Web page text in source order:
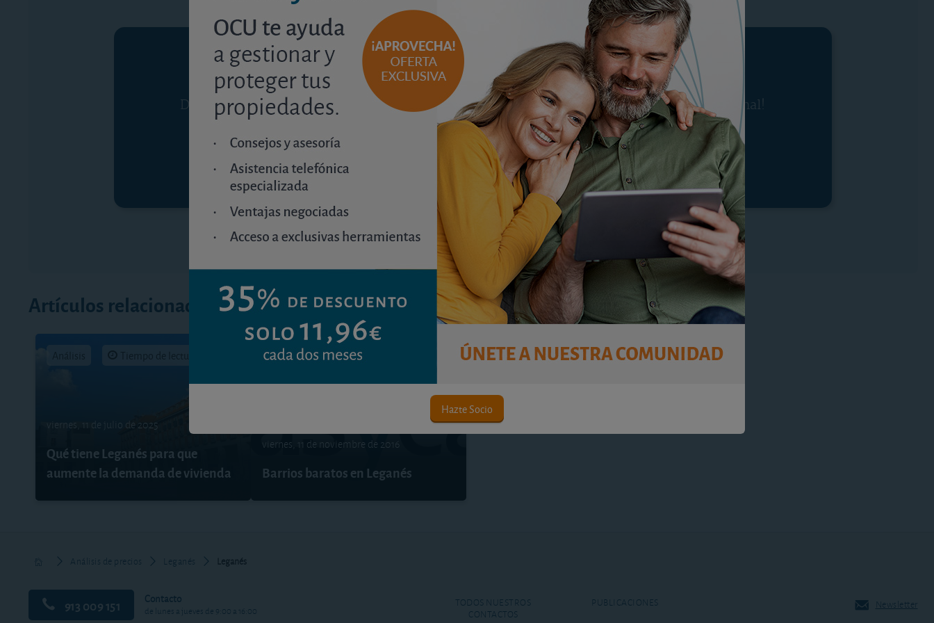
Hazte Socio
Contenido premium
Debe ser suscriptor para consultar este contenido. ¡Disfrute ya de nuestra oferta promocional!
Únete a OCU Inmobiliario
Artículos relacionados
Tiempo de lectura: 14 min.
viernes, 11 de julio de 2025
Qué tiene Leganés para que
aumente la demanda de vivienda
Análisis Tiempo de lectura: 6 min.
viernes, 11 de noviembre de 2016
Barrios baratos en Leganés
Análisis de precios Leganés Leganés
913 009 151 Contacto
de lunes a jueves de 9:00 a 16:00
TODOS NUESTROS
CONTACTOS
PUBLICACIONES Newsletter